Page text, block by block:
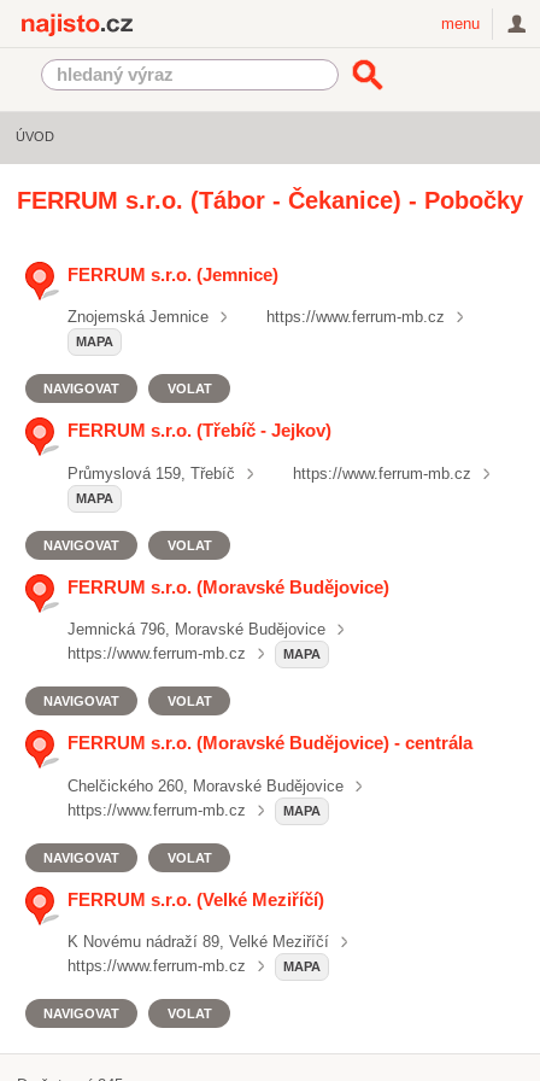
menu
ÚVOD
FERRUM s.r.o. (Tábor - Čekanice) - Pobočky
FERRUM s.r.o. (Jemnice)
Znojemská Jemnice https://www.ferrum-mb.cz
MAPA
NAVIGOVAT VOLAT
FERRUM s.r.o. (Třebíč - Jejkov)
Průmyslová 159, Třebíč https://www.ferrum-mb.cz
MAPA
NAVIGOVAT VOLAT
FERRUM s.r.o. (Moravské Budějovice)
Jemnická 796, Moravské Budějovice
https://www.ferrum-mb.cz
MAPA
NAVIGOVAT VOLAT
FERRUM s.r.o. (Moravské Budějovice) - centrála
Chelčického 260, Moravské Budějovice
https://www.ferrum-mb.cz
MAPA
NAVIGOVAT VOLAT
FERRUM s.r.o. (Velké Meziříčí)
K Novému nádraží 89, Velké Meziříčí
https://www.ferrum-mb.cz
MAPA
NAVIGOVAT VOLAT